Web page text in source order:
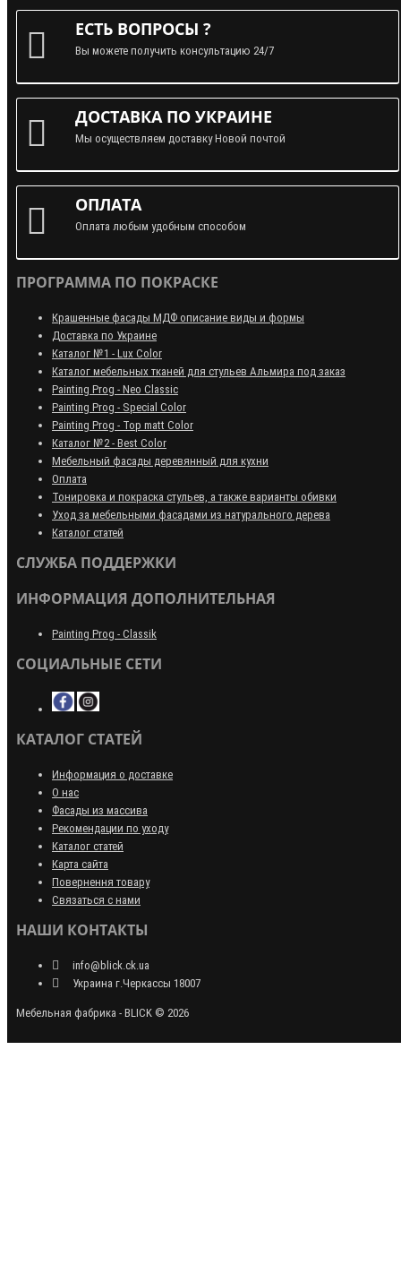
ЕСТЬ ВОПРОСЫ ?
Вы можете получить консультацию 24/7
ДОСТАВКА ПО УКРАИНЕ
Мы осуществляем доставку Новой почтой
ОПЛАТА
Оплата любым удобным способом
ПРОГРАММА ПО ПОКРАСКЕ
Крашенные фасады МДФ описание виды и формы
Доставка по Украине
Каталог №1 - Lux Color
Каталог мебельных тканей для стульев Альмира под заказ
Painting Prog - Neo Classiс
Painting Prog - Special Color
Painting Prog - Top matt Color
Каталог №2 - Best Color
Мебельный фасады деревянный для кухни
Оплата
Тонировка и покраска стульев, а также варианты обивки
Уход за мебельными фасадами из натурального дерева
Каталог статей
СЛУЖБА ПОДДЕРЖКИ
ИНФОРМАЦИЯ ДОПОЛНИТЕЛЬНАЯ
Painting Prog - Classik
СОЦИАЛЬНЫЕ СЕТИ
КАТАЛОГ СТАТЕЙ
Информация о доставке
О нас
Фасады из массива
Рекомендации по уходу
Каталог статей
Карта сайта
Повернення товару
Связаться с нами
НАШИ КОНТАКТЫ
info@blick.ck.ua
Украина г.Черкассы 18007
Мебельная фабрика - BLICK © 2026